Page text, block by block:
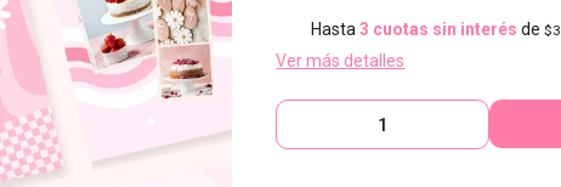
Hasta3 cuotas sin interés de
Ver más detalles